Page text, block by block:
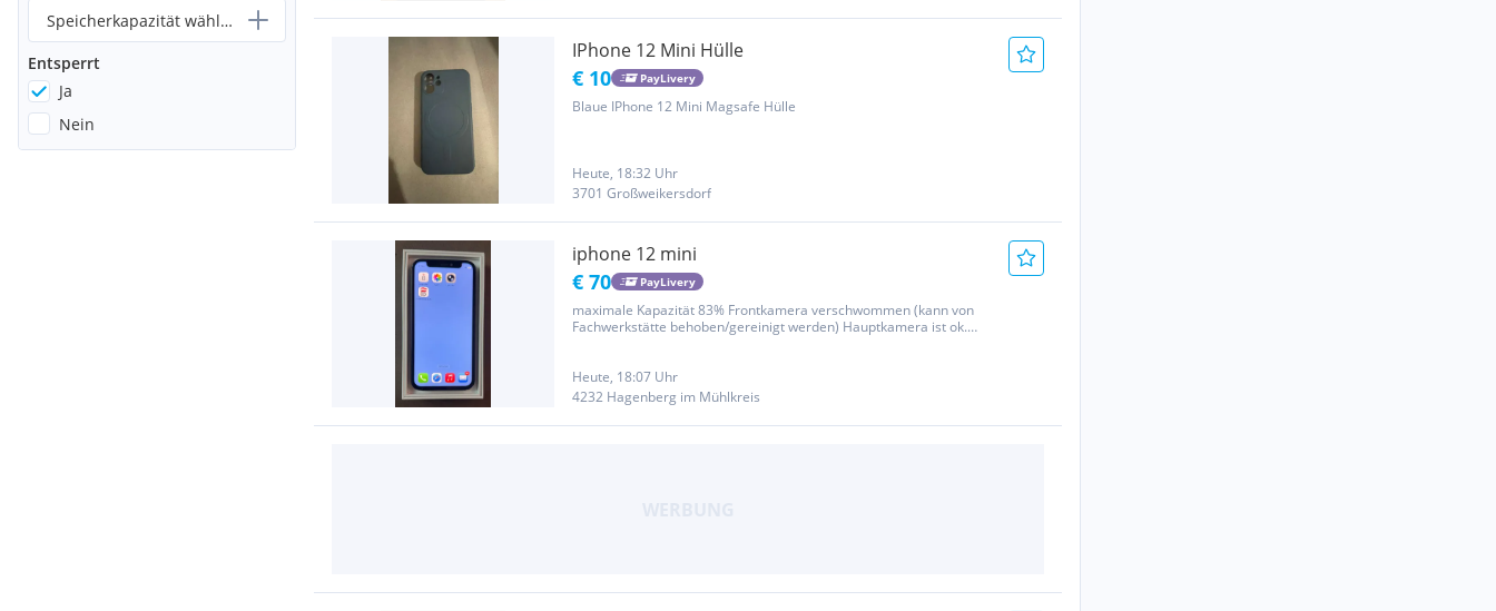
Speicherkapazität wählen...
Entsperrt
Ja
Nein
IPhone 12 Mini Hülle
€ 10 PayLivery
Blaue IPhone 12 Mini Magsafe Hülle
Heute, 18:32 Uhr
3701 Großweikersdorf
iphone 12 mini
€ 70 PayLivery
maximale Kapazität 83% Frontkamera verschwommen (kann von
Fachwerkstätte behoben/gereinigt werden) Hauptkamera ist ok.
Heute, 18:07 Uhr
4232 Hagenberg im Mühlkreis